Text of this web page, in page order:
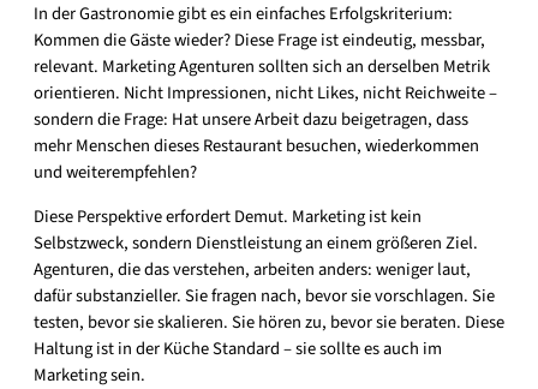
In der Gastronomie gibt es ein einfaches Erfolgskriterium:
Kommen die Gäste wieder? Diese Frage ist eindeutig, messbar,
relevant. Marketing Agenturen sollten sich an derselben Metrik
orientieren. Nicht Impressionen, nicht Likes, nicht Reichweite –
sondern die Frage: Hat unsere Arbeit dazu beigetragen, dass
mehr Menschen dieses Restaurant besuchen, wiederkommen
und weiterempfehlen?
Diese Perspektive erfordert Demut. Marketing ist kein
Selbstzweck, sondern Dienstleistung an einem größeren Ziel.
Agenturen, die das verstehen, arbeiten anders: weniger laut,
dafür substanzieller. Sie fragen nach, bevor sie vorschlagen. Sie
testen, bevor sie skalieren. Sie hören zu, bevor sie beraten. Diese
Haltung ist in der Küche Standard – sie sollte es auch im
Marketing sein.